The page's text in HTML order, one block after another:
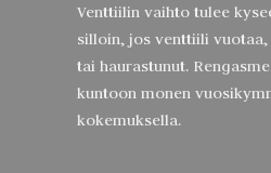
Venttiilin vaihto tulee
silloin, jos venttiili
tai haurastunut.
kuntoon monen
kokemuksella.